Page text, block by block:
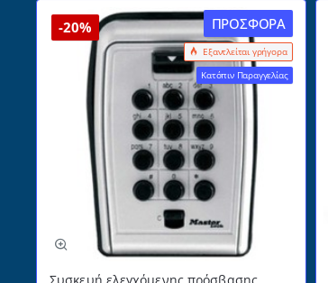
ΠΡΟΣΦΟΡΆ
Εξαντλείται γρήγορα
-20%
Κατόπιν Παραγγελίας